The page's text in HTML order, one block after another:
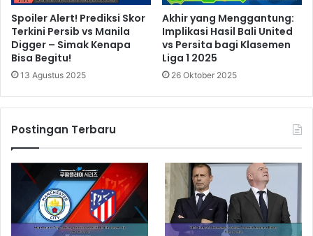
Spoiler Alert! Prediksi Skor
Terkini Persib vs Manila
Digger – Simak Kenapa
Bisa Begitu!
13 Agustus 2025
Akhir yang Menggantung:
Implikasi Hasil Bali United
vs Persita bagi Klasemen
Liga 1 2025
26 Oktober 2025
Postingan Terbaru